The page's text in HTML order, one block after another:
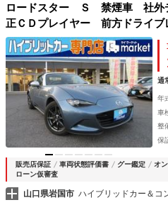
ロードスター Ｓ 禁煙車 社外
正ＣＤプレイヤー 前方ドライ
６インチホイール ＬＥＤヘッ
スマートキー 衝突安全ボディ
通
年
車
整
保
販売店保証 車両状態評価書 グー鑑定 オ
ローン仮審査
山口県岩国市 ハイブリッドカー＆